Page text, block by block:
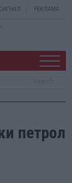
РЕКЛАМА
петрол